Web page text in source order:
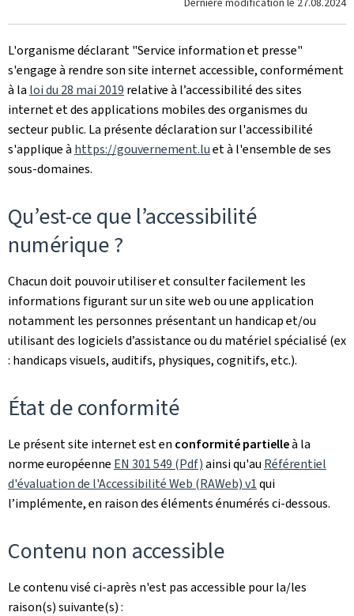
L'organisme déclarant"Service information et presse"
s'engage à rendre son site internet accessible, conformément
à la loi du 28 mai 2019 relative à l’accessibilité des sites
internet et des applications mobiles des organismes du
secteur public. La présente déclaration sur l'accessibilité
s'applique à https://gouvernement.luet à l'ensemble de ses
sous-domaines.
Qu’est-ce que l’accessibilité
numérique ?
Chacun doit pouvoir utiliser et consulter facilement les
informations figurant sur un site web ou une application
notamment les personnes présentant un handicap et/ou
utilisant des logiciels d’assistance ou du matériel spécialisé (ex
: handicaps visuels, auditifs, physiques, cognitifs, etc.).
État de conformité
Le présent site internet est en conformité partielleà la
norme européenne EN 301 549 (Pdf)ainsi qu'au Référentiel
d'évaluation de l'Accessibilité Web (RAWeb) v1qui
l’implémente, en raison des éléments énumérés ci-dessous.
Contenu non accessible
Le contenu visé ci-après n'est pas accessible pour la/les
raison(s) suivante(s) :